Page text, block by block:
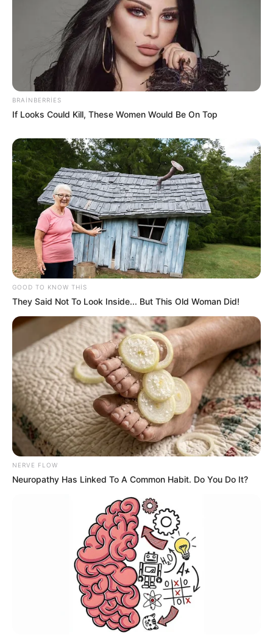
Digər xəbərlər
00:51 / 06 Avqust 2026
İndoneziya sahillərindəzəlzələ oldu
BRAINBERRIES
If Looks Could Kill, These Women Would Be On Top
GOOD TO KNOW THIS
They Said Not To Look Inside... But This Old Woman Did!
NERVE FLOW
Neuropathy Has Linked To A Common Habit. Do You Do It?